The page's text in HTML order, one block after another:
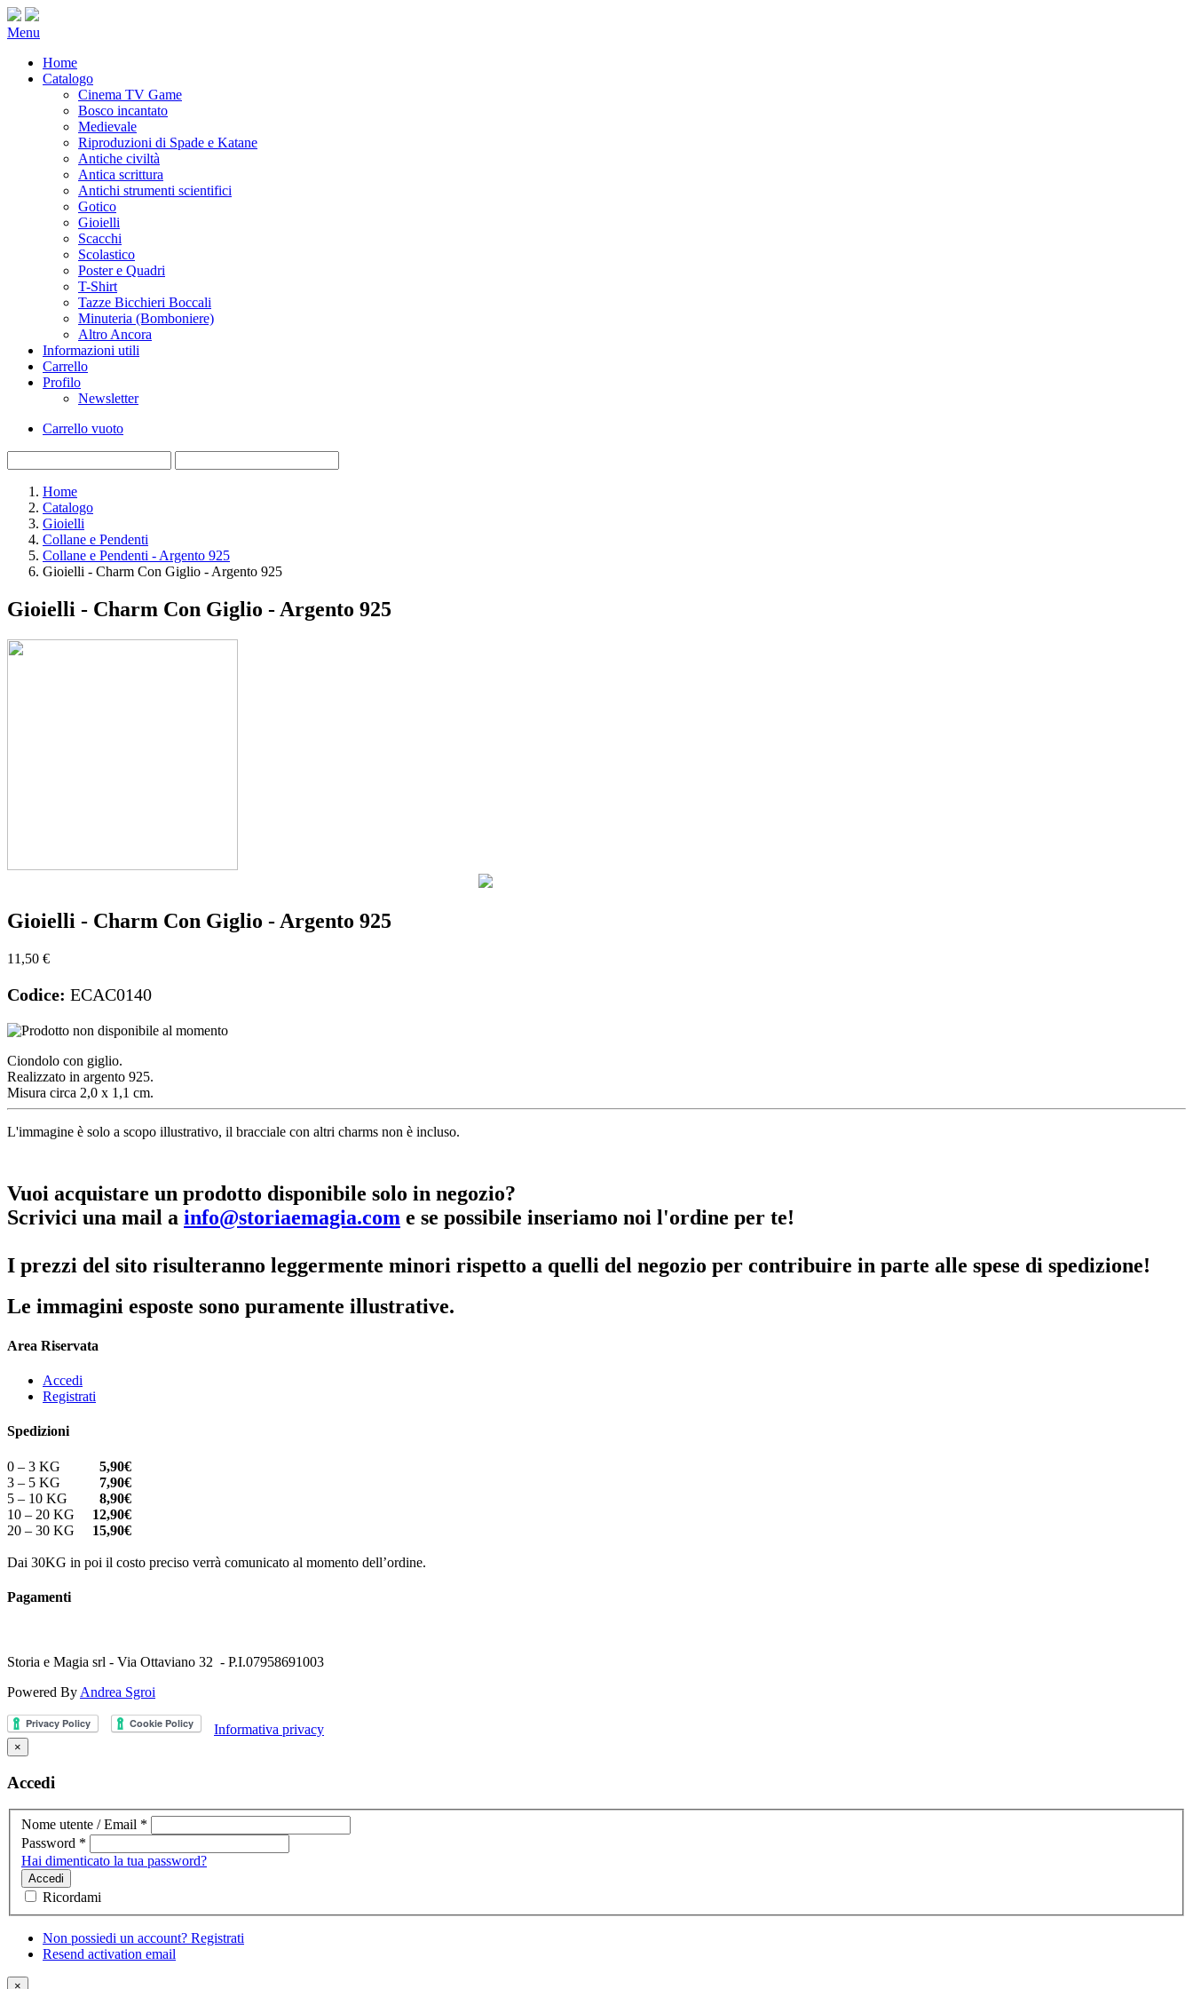
Menu
Home
Catalogo
Cinema TV Game
Bosco incantato
Medievale
Riproduzioni di Spade e Katane
Antiche civiltà
Antica scrittura
Antichi strumenti scientifici
Gotico
Gioielli
Scacchi
Scolastico
Poster e Quadri
T-Shirt
Tazze Bicchieri Boccali
Minuteria (Bomboniere)
Altro Ancora
Informazioni utili
Carrello
Profilo
Newsletter
Carrello vuoto
Home
Catalogo
Gioielli
Collane e Pendenti
Collane e Pendenti - Argento 925
Gioielli - Charm Con Giglio - Argento 925
Gioielli - Charm Con Giglio - Argento 925
Gioielli - Charm Con Giglio - Argento 925
11,50 €
Codice: ECAC0140
Ciondolo con giglio.
Realizzato in argento 925.
Misura circa 2,0 x 1,1 cm.
L'immagine è solo a scopo illustrativo, il bracciale con altri charms non è incluso.
Vuoi acquistare un prodotto disponibile solo in negozio?
Scrivici una mail a info@storiaemagia.com e se possibile inseriamo noi l'ordine per te!
I prezzi del sito risulteranno leggermente minori rispetto a quelli del negozio per contribuire in parte alle spese di spedizione!
Le immagini esposte sono puramente illustrative.
Area Riservata
Accedi
Registrati
Spedizioni
0 – 3 KG 5,90€
3 – 5 KG 7,90€
5 – 10 KG 8,90€
10 – 20 KG 12,90€
20 – 30 KG 15,90€
Dai 30KG in poi il costo preciso verrà comunicato al momento dell’ordine.
Pagamenti
Storia e Magia srl - Via Ottaviano 32 - P.I.07958691003
Powered By Andrea Sgroi
Informativa privacy
×
Accedi
Nome utente / Email *
Password *
Hai dimenticato la tua password?
Accedi
Ricordami
Non possiedi un account? Registrati
Resend activation email
×